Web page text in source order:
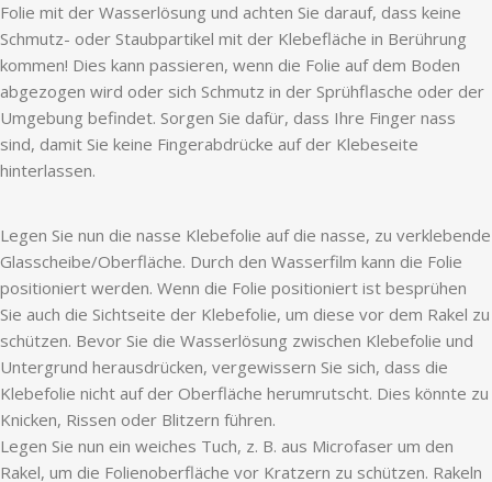
Folie mit der Wasserlösung und achten Sie darauf, dass keine
Schmutz- oder Staubpartikel mit der Klebefläche in Berührung
kommen! Dies kann passieren, wenn die Folie auf dem Boden
abgezogen wird oder sich Schmutz in der Sprühflasche oder der
Umgebung befindet. Sorgen Sie dafür, dass Ihre Finger nass
sind, damit Sie keine Fingerabdrücke auf der Klebeseite
hinterlassen.
Legen Sie nun die nasse Klebefolie auf die nasse, zu verklebende
Glasscheibe/Oberfläche. Durch den Wasserfilm kann die Folie
positioniert werden. Wenn die Folie positioniert ist besprühen
Sie auch die Sichtseite der Klebefolie, um diese vor dem Rakel zu
schützen. Bevor Sie die Wasserlösung zwischen Klebefolie und
Untergrund herausdrücken, vergewissern Sie sich, dass die
Klebefolie nicht auf der Oberfläche herumrutscht. Dies könnte zu
Knicken, Rissen oder Blitzern führen.
Legen Sie nun ein weiches Tuch, z. B. aus Microfaser um den
Rakel, um die Folienoberfläche vor Kratzern zu schützen. Rakeln